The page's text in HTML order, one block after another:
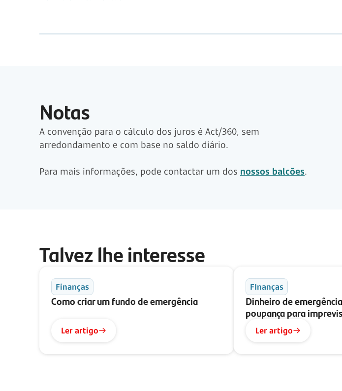
Notas
A convenção para o cálculo dos juros é Act/360, sem
arredondamento e com base no saldo diário.
Para mais informações, pode contactar um dos nossos balcões.
Talvez lhe interesse
Finanças
Como criar um fundo de emergência
Ler artigo
FInanças
Dinheiro de
poupança para
Ler artigo